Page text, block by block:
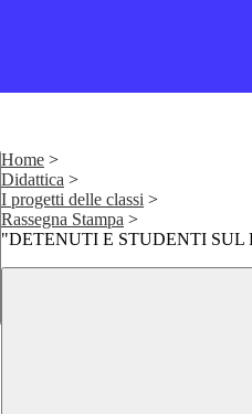
Home >
Didattica >
I progetti delle classi >
Rassegna Stampa >
"DETENUTI E STUDENTI